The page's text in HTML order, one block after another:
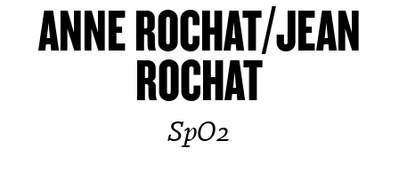
Le Théâtre
ANNE ROCHAT/JEAN
ROCHAT
SpO2